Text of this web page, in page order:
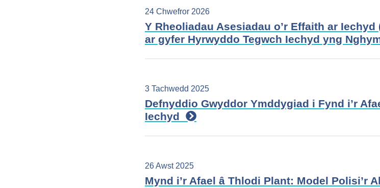
24 Chwefror 2026
Y Rheoliadau Asesiadau o’r Effaith ar
ar gyfer Hyrwyddo Tegwch Iechyd yng
3 Tachwedd 2025
Defnyddio Gwyddor Ymddygiad i Fynd i’r
Iechyd
26 Awst 2025
Mynd i’r Afael â Thlodi Plant: Model Polisi’r